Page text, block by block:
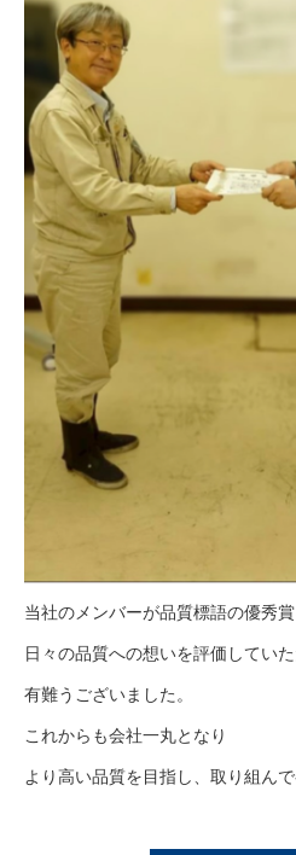
当社のメンバーが品質標語の優秀
日々の品質への想いを評価していた
有難うございました。
これからも会社一丸となり
より高い品質を目指し、取り組んで